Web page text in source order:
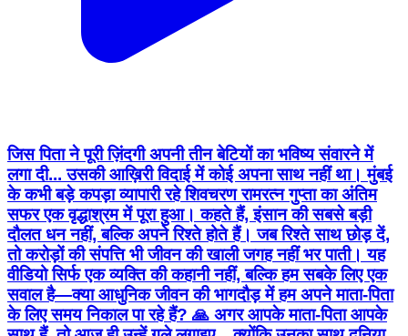
जिस पिता ने पूरी ज़िंदगी अपनी तीन बेटियों का भविष्य संवारने में
लगा दी... उसकी आख़िरी विदाई में कोई अपना साथ नहीं था। मुंबई
के कभी बड़े कपड़ा व्यापारी रहे शिवचरण रामरत्न गुप्ता का अंतिम
सफर एक वृद्धाश्रम में पूरा हुआ। कहते हैं, इंसान की सबसे बड़ी
दौलत धन नहीं, बल्कि अपने रिश्ते होते हैं। जब रिश्ते साथ छोड़ दें,
तो करोड़ों की संपत्ति भी जीवन की खाली जगह नहीं भर पाती। यह
वीडियो सिर्फ एक व्यक्ति की कहानी नहीं, बल्कि हम सबके लिए एक
सवाल है—क्या आधुनिक जीवन की भागदौड़ में हम अपने माता-पिता
के लिए समय निकाल पा रहे हैं? 🙏 अगर आपके माता-पिता आपके